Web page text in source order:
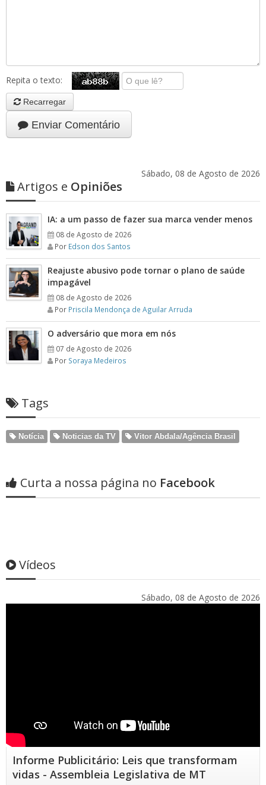
Repita o texto:
Recarregar
Enviar Comentário
Sábado, 08 de Agosto de 2026
Artigos e Opiniões
IA: a um passo de fazer sua marca vender menos
08 de Agosto de 2026
Por Edson dos Santos
Reajuste abusivo pode tornar o plano de saúde
impagável
08 de Agosto de 2026
Por Priscila Mendonça de Aguilar Arruda
O adversário que mora em nós
07 de Agosto de 2026
Por Soraya Medeiros
Tags
Notícia Noticias da TV Vitor Abdala/Agência Brasil
Curta a nossa página no Facebook
Vídeos
Sábado, 08 de Agosto de 2026
Informe Publicitário: Leis que transformam
vidas - Assembleia Legislativa de MT